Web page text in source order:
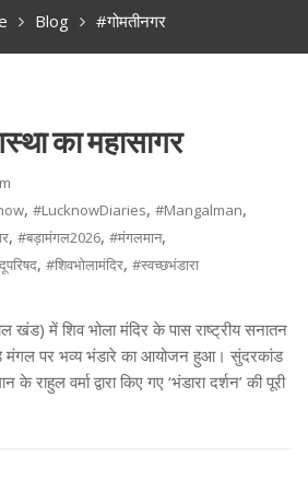
Blog #गोमतीनगर
का महासागर
, #LucknowDiaries, #Mangalman,
, #बड़ामंगल2026, #मंगलमान,
, #शिवभोलामंदिर, #स्वच्छभंडारा
में शिव भोला मंदिर के पास राष्ट्रीय सनातन
बड़े मंगल पर भव्य भंडारे का आयोजन हुआ। सुंदरकांड
राहुल वर्मा द्वारा किए गए ‘भंडारा दर्शन’ की पूरी